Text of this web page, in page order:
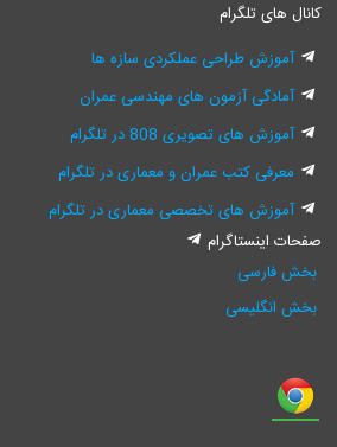
کانال های تلگرام
آموزش طراحی عملکردی سازه ها
آمادگی آزمون های مهندسی عمران
آموزش های تصویری 808 در تلگرام
معرفی کتب عمران و معماری در تلگرام
آموزش های تخصصی معماری در تلگرام
صفحات اینستاگرام
بخش فارسی
بخش انگلیسی